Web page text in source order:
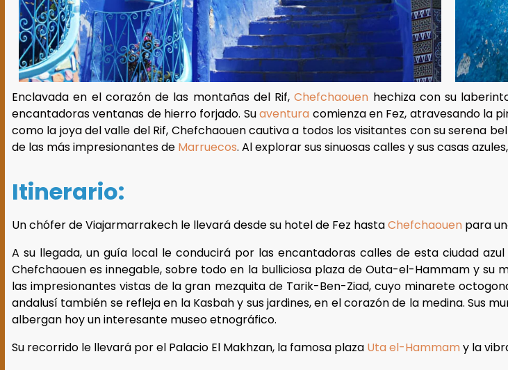
Enclavada en el corazón de las montañas del Rif,Chefchaouen hechiza con su
encantadoras ventanas de hierro forjado. Suaventura comienza en Fez, atravesando la
como la joya del valle del Rif, Chefchaouen cautiva a todos los visitantes con su serena
de las más impresionantes de Marruecos. Al explorar sus sinuosas calles y sus casas
Itinerario:
Un chófer de Viajarmarrakech le llevará desde su hotel de Fez hastaChefchaouen para
A su llegada, un guía local le conducirá por las encantadoras calles de esta ciudad
Chefchaouen es innegable, sobre todo en la bulliciosa plaza de Outa-el-Hammam y su
las impresionantes vistas de la gran mezquita de Tarik-Ben-Ziad, cuyo minarete
andalusí también se refleja en la Kasbah y sus jardines, en el corazón de la medina. Sus
albergan hoy un interesante museo etnográfico.
Su recorrido le llevará por el Palacio El Makhzan, la famosa plaza Uta el-Hammamy la